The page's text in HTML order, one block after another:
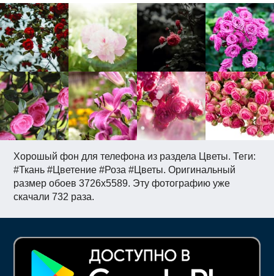
Хорошый фон для телефона из раздела Цветы. Теги:
#Ткань #Цветение #Роза #Цветы. Оригинальный
размер обоев 3726x5589. Эту фотографию уже
скачали 732 раза.